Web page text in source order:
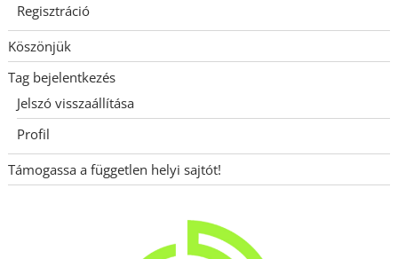
Regisztráció
Köszönjük
Tag bejelentkezés
Jelszó visszaállítása
Profil
Támogassa a független helyi sajtót!